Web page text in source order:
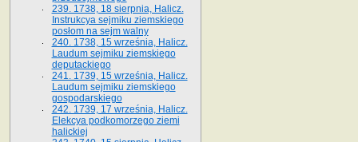
239. 1738, 18 sierpnia, Halicz.
Instrukcya sejmiku ziemskiego
posłom na sejm walny
240. 1738, 15 września, Halicz.
Laudum sejmiku ziemskiego
deputackiego
241. 1739, 15 września, Halicz.
Laudum sejmiku ziemskiego
gospodarskiego
242. 1739, 17 września, Halicz.
Elekcya podkomorzego ziemi
halickiej